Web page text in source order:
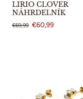
LIRIO CLOVER
NÁHRDELNÍK
€69,99 €60,99